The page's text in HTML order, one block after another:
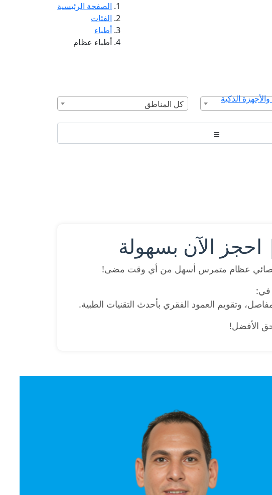
والأجهزة الذكية
الصفحة الرئيسية
الفئات
أطباء
أطباء عظام
كل المناطق
الآن بسهولة
عظام متمرس أسهل من أي وقت مضى!
في:
وتقويم العمود الفقري بأحدث التقنيات الطبية.
الأفضل!